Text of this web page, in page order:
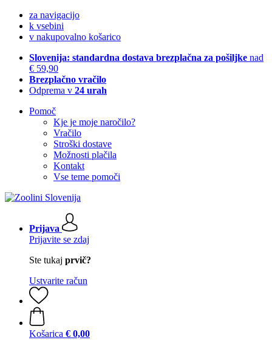
za navigacijo
k vsebini
v nakupovalno košarico
Slovenija: standardna dostava brezplačna za pošiljke nad
€ 59,90
Brezplačno vračilo
Odprema v 24 urah
Pomoč
Kje je moje naročilo?
Vračilo
Stroški dostave
Možnosti plačila
Kontakt
Vse teme pomoči
Prijava
Prijavite se zdaj
Ste tukaj prvič?
Ustvarite račun
Košarica € 0,00